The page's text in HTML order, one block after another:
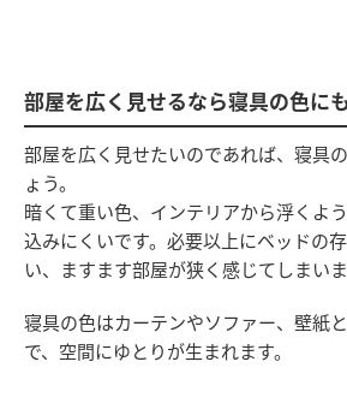
部屋を広く見せるなら寝具の色に
部屋を広く見せたいのであれば、寝具
ょう。
暗くて重い色、インテリアから浮くよ
込みにくいです。必要以上にベッドの
い、ますます部屋が狭く感じてしまいま
寝具の色はカーテンやソファー、壁紙
で、空間にゆとりが生まれます。